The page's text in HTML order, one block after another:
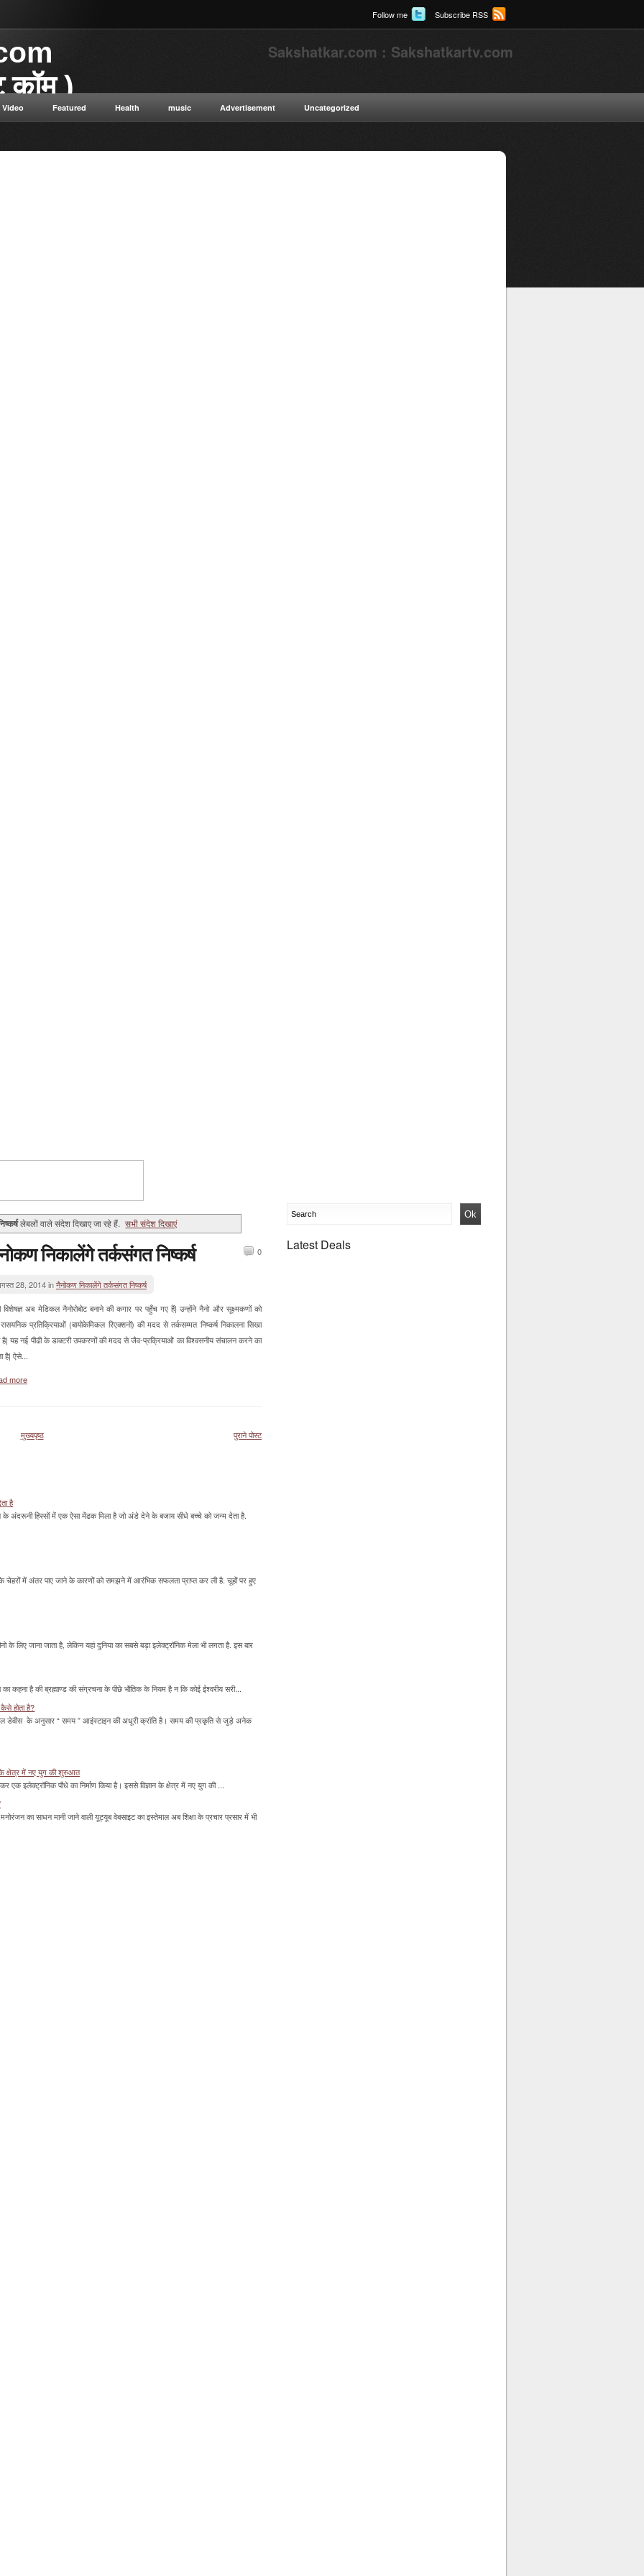
Follow me Subscribe RSS
कॉम )
डॉट कॉम विज्ञान से संबंधित
सत्य सनातन संस्कृति नई नई
सेक्स संबंधित रोग एवं उपचार की
Sakshatkar.com : Sakshatkartv.com
Video Featured Health music Advertisement Uncategorized
लेबलों वाले संदेश दिखाए जा रहे हैं. सभी संदेश दिखाएं
निकालेंगे तर्कसंगत निष्कर्ष 0
28, 2014 inनैनोकण निकालेंगे तर्कसंगत निष्कर्ष
विशेषज्ञ अब मेडिकल नैनोरोबोट बनाने की कगार पर पहुँच गए हैं| उन्होंने नैनो और सूक्ष्मकणों को
प्रतिक्रियाओं (बायोकेमिकल रिएक्शनों) की मदद से तर्कसम्मत निष्कर्ष निकालना सिखा
है| यह नई पीढी के डाक्टरी उपकरणों की मदद से जैव-प्रक्रियाओं का विश्वसनीय संचालन करने का
है| ऐसे...
more
पुराने पोस्ट
मुख्यपृष्ठ
है
के अंदरूनी हिस्सों में एक ऐसा मेंढक मिला है जो अंडे देने के बजाय सीधे बच्चे को जन्म देता है.
चेहरों में अंतर पाए जाने के कारणों को समझने में आरंभिक सफलता प्राप्त कर ली है. चूहों पर हुए
लिए जाना जाता है, लेकिन यहां दुनिया का सबसे बड़ा इलेक्ट्रॉनिक मेला भी लगता है. इस बार
कहना है की ब्रह्माण्ड की संग्रचना के पीछे भौतिक के नियम है न कि कोई ईश्वरीय सरी...
होता है?
डेवीस के अनुसार “ समय ” आइंस्टाइन की अधूरी क्रांति है। समय की प्रकृति से जुड़े अनेक
के क्षेत्र में नए युग की शुरुआत
एक इलेक्ट्रॉनिक पौधे का निर्माण किया है। इससे विज्ञान के क्षेत्र में नए युग की ...
का साधन मानी जाने वाली यूट्यूब वेबसाइट का इस्तेमाल अब शिक्षा के प्रचार प्रसार में भी
Latest Deals